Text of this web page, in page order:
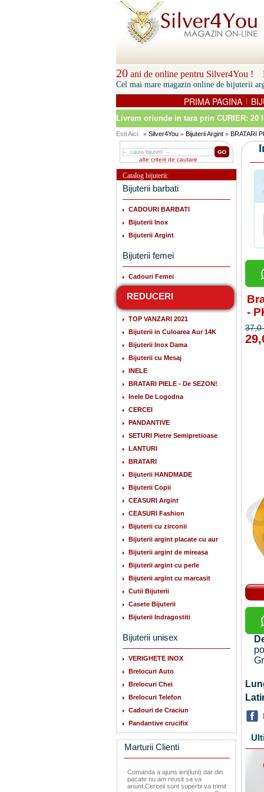
20 ani de online pentru Silver4You !
Cel mai mare magazin online de bijuterii
PRIMA PAGINA |
Livram oriunde in tara prin CURIER: 20
Esti Aici: » Silver4You » Bijuterii Argint » BRATARI
alte criterii de cautare
Catalog bijuterii:
Bijuterii barbati
CADOURI BARBATI
Bijuterii Inox
Bijuterii Argint
Bijuterii femei
Cadouri Femei
REDUCERI
TOP VANZARI 2021
Bijuterii in Culoarea Aur 14K
Bijuterii Inox Dama
Bijuterii cu Mesaj
INELE
BRATARI PIELE - De SEZON!
Inele De Logodna
CERCEI
PANDANTIVE
SETURI Pietre Semipretioase
LANTURI
BRATARI
Bijuterii HANDMADE
Bijuterii Copii
CEASURI Argint
CEASURI Fashion
Bijuterii cu zirconii
Bijuterii argint placate cu aur
Bijuterii argint de mireasa
Bijuterii argint cu perle
Bijuterii argint cu marcasit
Cutii Bijuterii
Casete Bijuterii
Bijuterii Indragostiti
Bijuterii unisex
VERIGHETE INOX
Brelocuri Auto
Brelocuri Chei
Brelocuri Telefon
Cadouri de Craciun
Pandantive crucifix
Marturii Clienti
Comanda a ajuns ieri(luni) dar din
pacate nu am reusit sa va
anunt.Cerceii sunt superbi va trimit
-
37,0